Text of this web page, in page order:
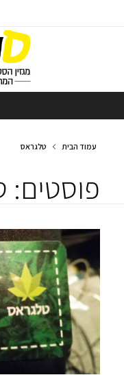
עמוד הבית טלגראס
פוסטים: